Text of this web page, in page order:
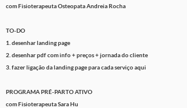
com Fisioterapeuta Osteopata Andreia Rocha
TO-DO
1. desenhar landing page
2. desenhar pdf com info + preços + jornada do cliente
3. fazerligaçãoda landing page para cada serviço aqui
PROGRAMA PRÉ-PARTO ATIVO
com Fisioterapeuta Sara Hu